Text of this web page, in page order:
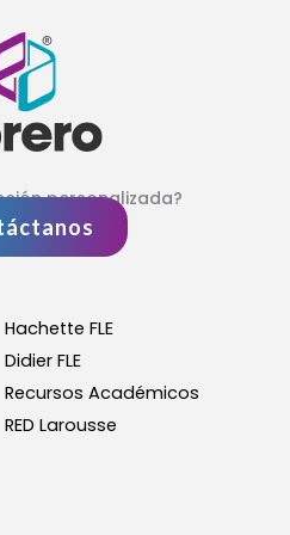
personalizada?
Hachette FLE
Didier FLE
Recursos Académicos
RED Larousse